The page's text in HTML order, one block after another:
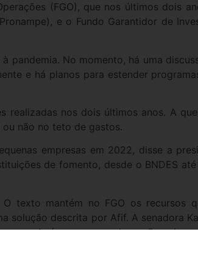
(FGO), que nos últimos dois
e o Fundo Garantidor de
pandemia. No momento, há uma
e há planos para estender
realizadas nos dois últimos anos. A
não no teto de gastos.
empresas em 2022, disse a
de fomento, desde o BNDES
texto mantém no FGO os recursos
solução descrita por Afif. A senadora
casa. Após ser aprovada no Senado,